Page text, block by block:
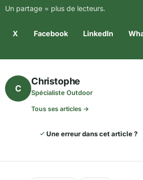
Un partage = plus de lecteurs.
X Facebook LinkedIn
C
Christophe
Spécialiste Outdoor
Tous ses articles →
Une erreur dans cet article ?